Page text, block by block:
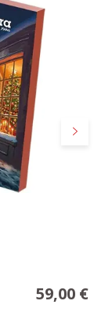
Suivant
59,00 €